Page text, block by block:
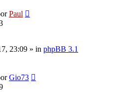
Paul
23:09 » in phpBB 3.1
Gio73